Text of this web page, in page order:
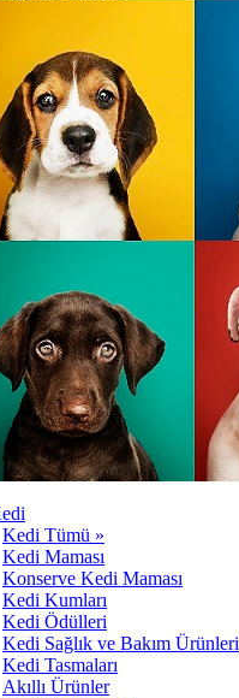
Kedi Tümü »
Kedi Maması
Konserve Kedi Maması
Kedi Kumları
Kedi Ödülleri
Kedi Sağlık ve Bakım Ürünleri
Kedi Tasmaları
Akıllı Ürünler